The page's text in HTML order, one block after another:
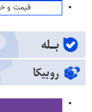
قیمت و